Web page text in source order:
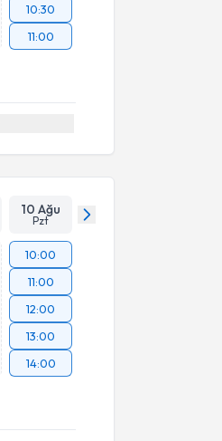
10:30
11:00
10 Ağu
Pzt
10:00
11:00
12:00
13:00
14:00